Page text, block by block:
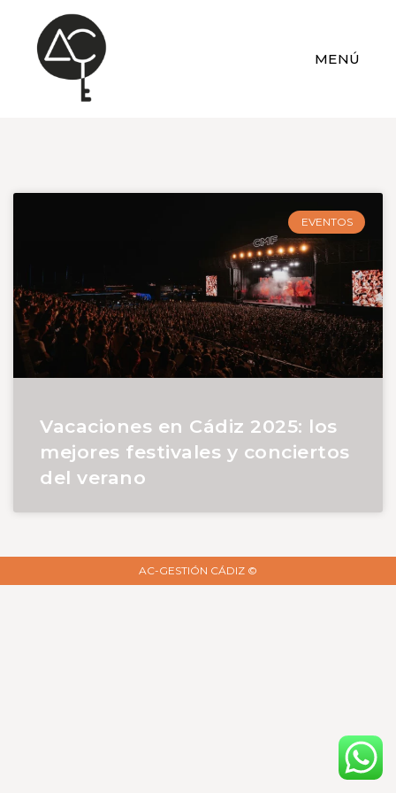
MENÚ
EVENTOS
Vacaciones en Cádiz 2025: los
mejores festivales y conciertos
del verano
AC-GESTIÓN CÁDIZ ©